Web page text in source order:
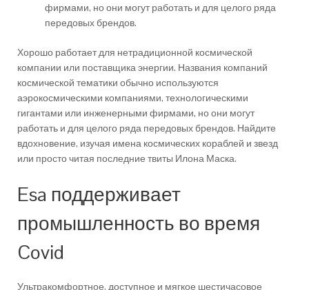
фирмами, но они могут работать и для целого ряда
передовых брендов.
Хорошо работает для нетрадиционной космической
компании или поставщика энергии. Названия компаний
космической тематики обычно используются
аэрокосмическими компаниями, технологическими
гигантами или инженерными фирмами, но они могут
работать и для целого ряда передовых брендов. Найдите
вдохновение, изучая имена космических кораблей и звезд
или просто читая последние твиты Илона Маска.
Esa поддерживает
промышленность во время
Covid
Ультракомфортное, доступное и мягкое шестичасовое